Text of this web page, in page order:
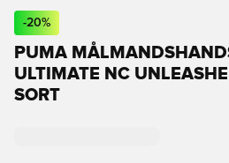
-20%
PUMA
ULTIMATE NC
SORT